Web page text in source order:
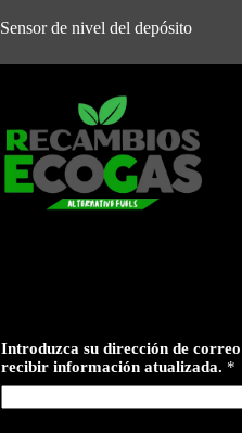
Sensor de nivel del depósito
n
f
o
r
Introduzca su dirección de
recibir información atualizada. *